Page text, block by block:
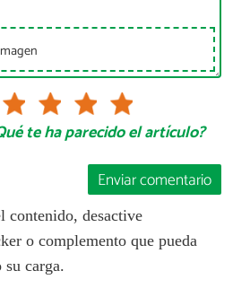
te ha parecido el artículo?
Enviar comentario
contenido, desactive
o complemento que pueda
carga.